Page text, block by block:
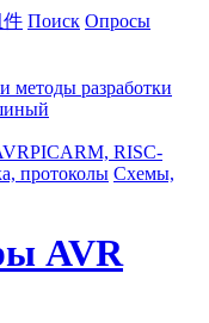
件 Поиск Опросы
методы разработки
PICARM, RISC-
протоколы Схемы,
AVR